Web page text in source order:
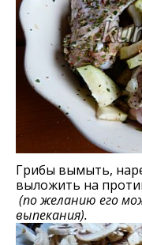
Грибы вымыть,
выложить на
(по желанию его
выпекания).